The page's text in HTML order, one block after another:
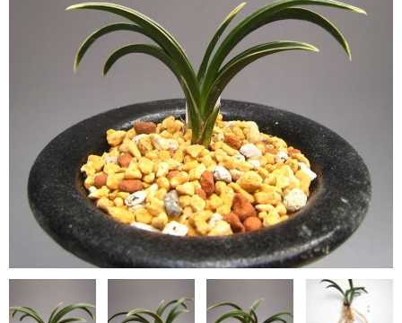
日本春蘭柄物
韓国春蘭花物
中国蘭
鉢（黒楽鉢・錦鉢）
園芸資材
サンプル品